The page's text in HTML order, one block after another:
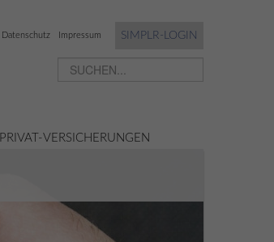
Datenschutz Impressum SIMPLR-LOGIN
PRIVAT-VERSICHERUNGEN